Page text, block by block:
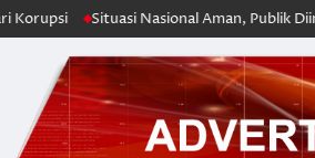
Situasi Nasional Aman, Publik Diimbau